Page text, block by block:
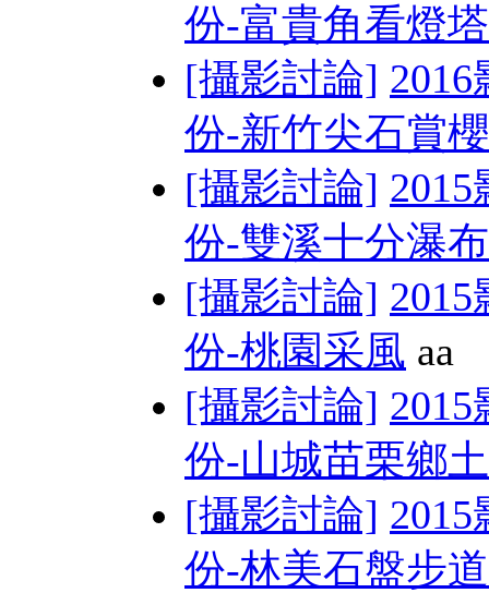
份-富貴角看燈塔
[攝影討論]
份-新竹尖石賞
[攝影討論]
份-雙溪十分瀑布
[攝影討論]
份-桃園采風 aa
[攝影討論]
份-山城苗栗鄉
[攝影討論]
份-林美石盤步